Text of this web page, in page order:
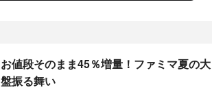
お値段そのまま45％増量！ファミマ夏の大
盤振る舞い